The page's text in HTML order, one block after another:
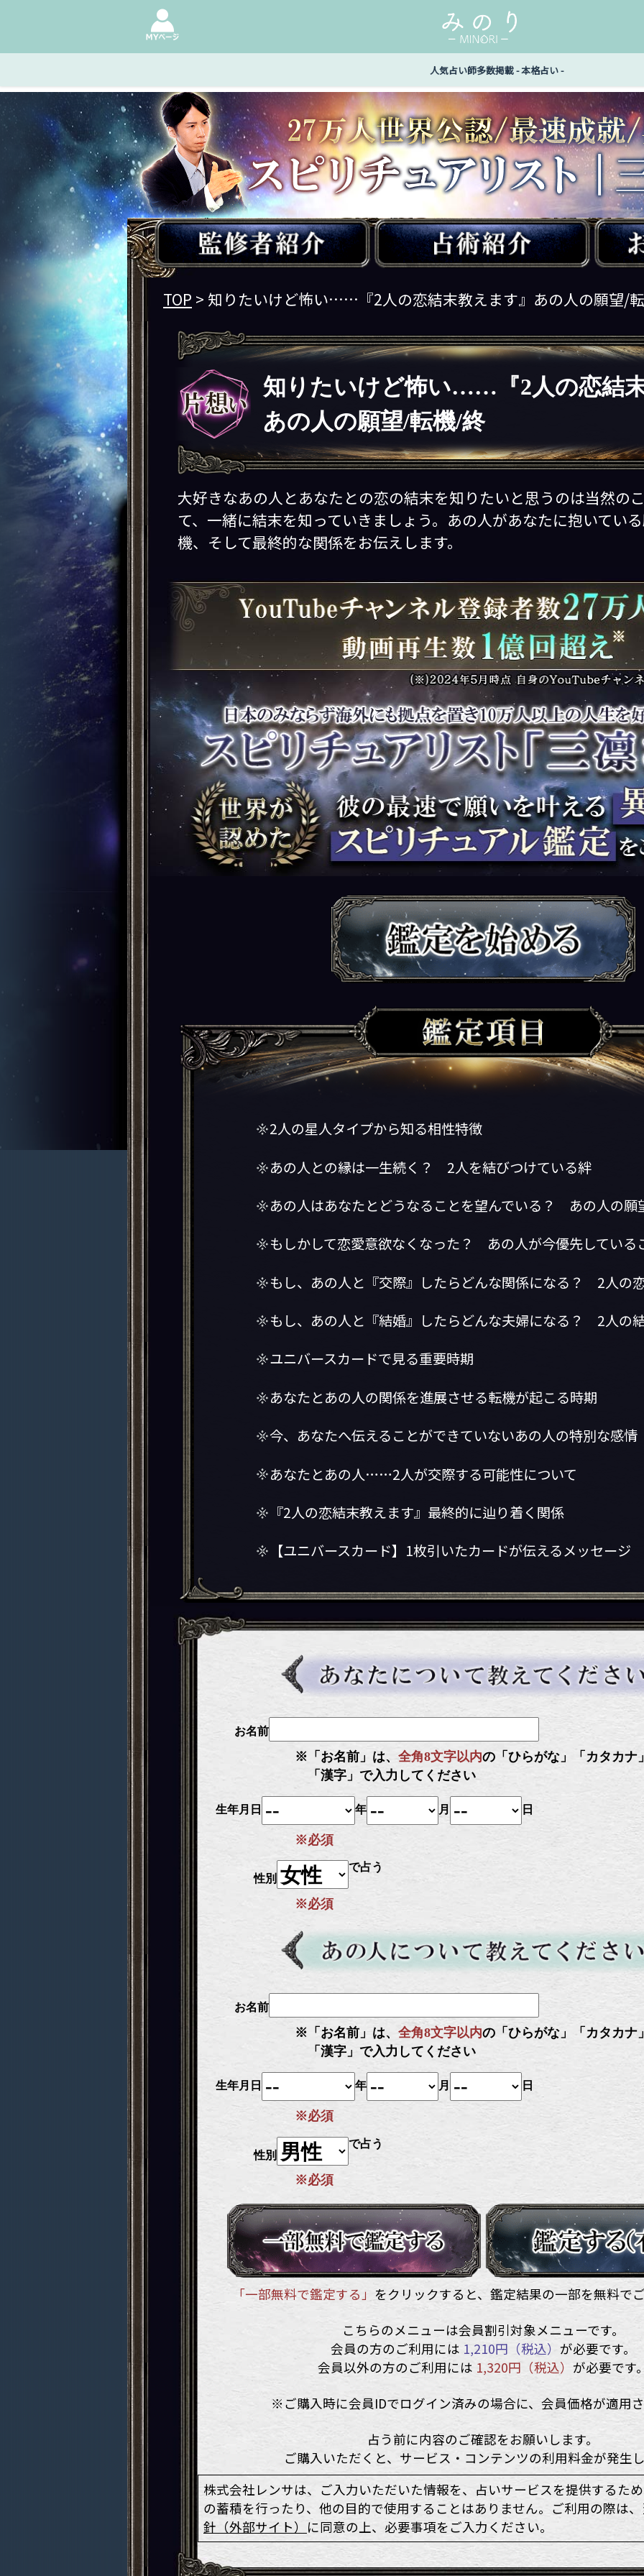
人気占い師多数掲載 - 本格占い -
TOP > 知りたいけど怖い……『2人の恋結末教えます』あの人の願望/
知りたいけど怖い……『2人の恋結
あの人の願望/転機/終
大好きなあの人とあなたとの恋の結末を知りたいと思うのは当然の
て、一緒に結末を知っていきましょう。あの人があなたに抱いてい
機、そして最終的な関係をお伝えします。
2人の星人タイプから知る相性特徴
あの人との縁は一生続く？ 2人を結びつけている絆
あの人はあなたとどうなることを望んでいる？ あの人の願
もしかして恋愛意欲なくなった？ あの人が今優先している
もし、あの人と『交際』したらどんな関係になる？ 2人の
もし、あの人と『結婚』したらどんな夫婦になる？ 2人の
ユニバースカードで見る重要時期
あなたとあの人の関係を進展させる転機が起こる時期
今、あなたへ伝えることができていないあの人の特別な感情
あなたとあの人……2人が交際する可能性について
『2人の恋結末教えます』最終的に辿り着く関係
【ユニバースカード】1枚引いたカードが伝えるメッセージ
お名前
※「お名前」は、全角8文字以内の「ひらがな」「カタカナ
「漢字」で入力してください
生年月日 年 月 日
※必須
性別
で占う
※必須
お名前
※「お名前」は、全角8文字以内の「ひらがな」「カタカナ
「漢字」で入力してください
生年月日 年 月 日
※必須
性別
で占う
※必須
「一部無料で鑑定する」 をクリックすると、鑑定結果の一部を無料で
こちらのメニューは会員割引対象メニューです。
会員の方のご利用には 1,210円（税込） が必要です。
会員以外の方のご利用には 1,320円（税込） が必要です
※ご購入時に会員IDでログイン済みの場合に、会員価格が適用
占う前に内容のご確認をお願いします。
ご購入いただくと、サービス・コンテンツの利用料金が発生
株式会社レンサは、ご入力いただいた情報を、占いサービスを提供するた
の蓄積を行ったり、他の目的で使用することはありません。ご利用の際は
針（外部サイト） に同意の上、必要事項をご入力ください。